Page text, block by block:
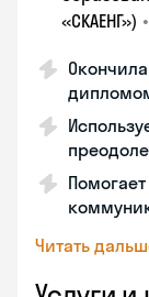
«СКАЕНГ») •
Читать